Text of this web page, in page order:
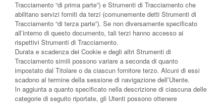
Tracciamento “di prima parte”) e Strumenti di Tracciamento che
abilitano servizi forniti da terzi (comunemente detti Strumenti di
Tracciamento “di terza parte”). Se non diversamente specificato
all’interno di questo documento, tali terzi hanno accesso ai
rispettivi Strumenti di Tracciamento.
Durata e scadenza dei Cookie e degli altri Strumenti di
Tracciamento simili possono variare a seconda di quanto
impostato dal Titolare o da ciascun fornitore terzo. Alcuni di essi
scadono al termine della sessione di navigazione dell’Utente.
In aggiunta a quanto specificato nella descrizione di ciascuna delle
categorie di seguito riportate, gli Utenti possono ottenere